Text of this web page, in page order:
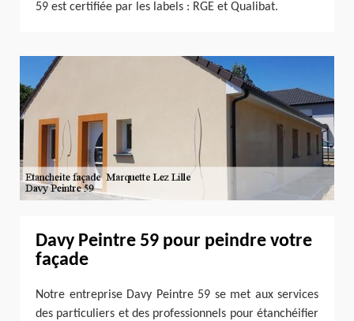
59 est certifiée par les labels : RGE et Qualibat.
Davy Peintre 59 pour peindre votre
façade
Notre entreprise Davy Peintre 59 se met aux services
des particuliers et des professionnels pour étanchéifier